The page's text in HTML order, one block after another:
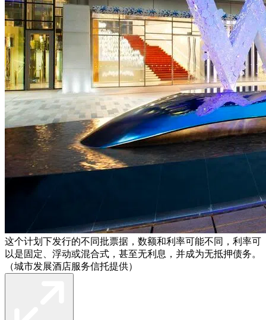
这个计划下发行的不同批票据，数额和利率可能不同，利率可
以是固定、浮动或混合式，甚至无利息，并成为无抵押债务。
（城市发展酒店服务信托提供）